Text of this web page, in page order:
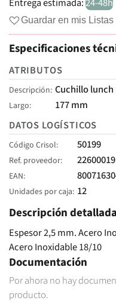
Entrega estimada:24-48h
Guardar en mis Listas
Especificaciones
ATRIBUTOS
Descripción Cuchillo lunch
Largo
177 mm
DATOS LOGÍSTICOS
Código Crisol 50199
Ref. proveedor 22600019
EAN
Unidades por caja 12
Descripción detallada
Espesor 2,5 mm. Acero
Acero Inoxidable 18/10
Documentación
Por ahora no hay
producto.